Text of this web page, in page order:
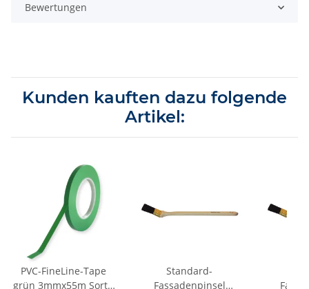
Bewertungen
Kunden kauften dazu folgende
Artikel:
PVC-FineLine-Tape
grün 3mmx55m Sorte
Standard-
Fassadenpinsel